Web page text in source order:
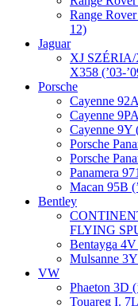
Range
12)
Jaguar
XJ SZÉRIA/
X358 (’03-
Porsche
Cayenne
Cayenne
Cayenne 9Y
Porsche
Porsche
Panamera
Macan 95B
Bentley
FLYING
Bentayga 4V
Mulsanne
VW
Phaeton 3D
Touareg I.